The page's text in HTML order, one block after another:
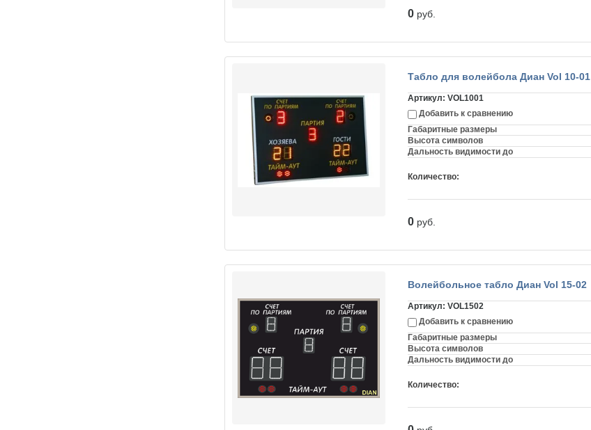
0 руб.
Табло для волейбола Диан Vol 10-01
Артикул: VOL1001
Добавить к сравнению
Габаритные размеры
Высота символов
Дальность видимости до
Количество:
0 руб.
Волейбольное табло Диан Vol 15-02
Артикул: VOL1502
Добавить к сравнению
Габаритные размеры
Высота символов
Дальность видимости до
Количество: